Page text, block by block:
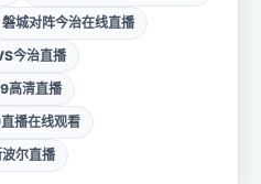
磐城对阵今治在线直播
今治直播
高清直播
播在线观看
尔直播